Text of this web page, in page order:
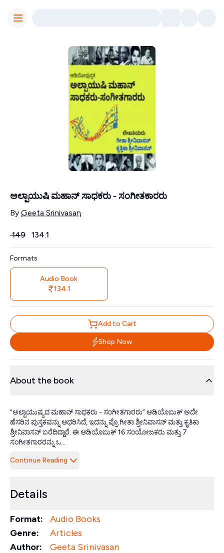
Toggle Menu
ಅಲ್ಪಾಯುಷಿ ಮಹಾನ್ ಸಾಧಕರು - ಸಂಗೀತಕಾರರು
Contributors
By Geeta Srinivasan
Price
₹149 134.1
Formats
Audio Book
134.1
Add to Cart
Shop Now
About the book
“ಅಲ್ಪಾಯುಷ್ಯದ ಮಹಾನ್ ಸಾಧಕರು - ಸಂಗೀತಗಾರರು” ಆಡಿಯೊಬುಕ್ ಅದೇ
ಹೆಸರಿನ ಪುಸ್ತಕವನ್ನು ಆಧರಿಸಿದೆ, ಇದನ್ನು ಪ್ರೊ ಗೀತಾ ಶ್ರೀನಿವಾಸನ್ ಮತ್ತು ಕೃತಿಕಾ
ಶ್ರೀನಿವಾಸನ್ ಬರೆದಿದ್ದಾರೆ. ಈ ಆಡಿಯೊಬುಕ್ 16 ಸಂಯೋಜಕರು ಮತ್ತು 7
ಸಂಗೀತಗಾರರನ್ನು ಒ...
Continue Reading
Details
Format:
Audio Books
Genre:
Articles
Author:
Geeta Srinivasan